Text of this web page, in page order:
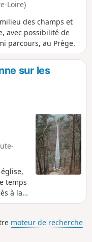
Loire)
des champs et
avec possibilité de
parcours, au Prège.
sur les
temps
à la
de
moteur de recherche